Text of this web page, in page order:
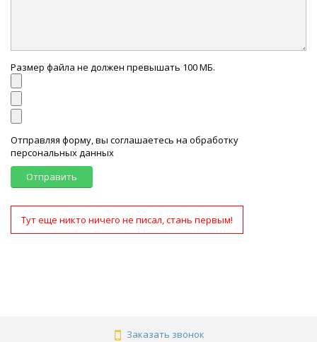
Размер файла не должен превышать 100 МБ.
Отправляя форму, вы соглашаетесь на обработку
персональных данных
Отправить
Тут еще никто ничего не писал, стань первым!
Заказать звонок